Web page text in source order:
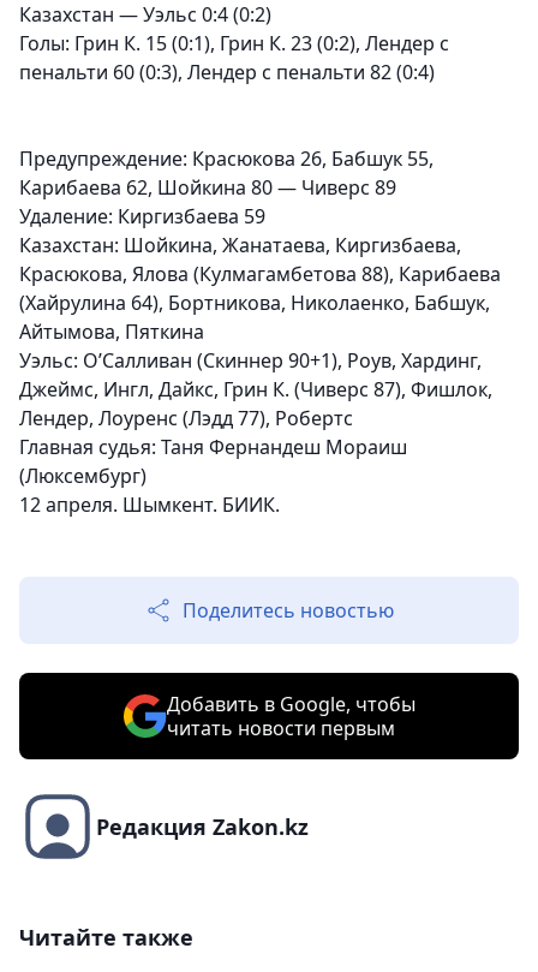
Казахстан — Уэльс 0:4 (0:2)
Голы: Грин К. 15 (0:1), Грин К. 23 (0:2), Лендер с
пенальти 60 (0:3), Лендер с пенальти 82 (0:4)
Предупреждение: Красюкова 26, Бабшук 55,
Карибаева 62, Шойкина 80 — Чиверс 89
Удаление: Киргизбаева 59
Казахстан: Шойкина, Жанатаева, Киргизбаева,
Красюкова, Ялова (Кулмагамбетова 88), Карибаева
(Хайрулина 64), Бортникова, Николаенко, Бабшук,
Айтымова, Пяткина
Уэльс: О’Салливан (Скиннер 90+1), Роув, Хардинг,
Джеймс, Ингл, Дайкс, Грин К. (Чиверс 87), Фишлок,
Лендер, Лоуренс (Лэдд 77), Робертс
Главная судья: Таня Фернандеш Мораиш
(Люксембург)
12 апреля. Шымкент. БИИК.
Поделитесь новостью
Добавить в Google, чтобы
читать новости первым
Редакция Zakon.kz
Читайте также